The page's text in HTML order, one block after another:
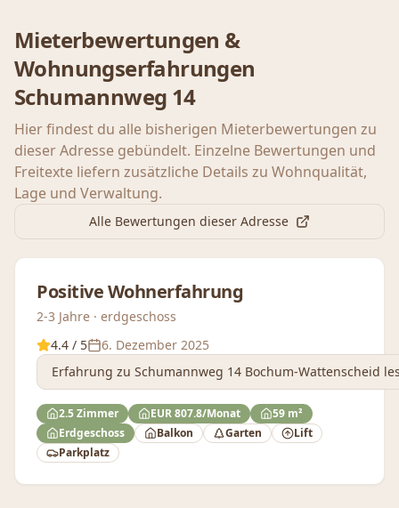
Mieterbewertungen &
Wohnungserfahrungen
Schumannweg 14
Hier findest du alle bisherigen Mieterbewertungen zu
dieser Adresse gebündelt. Einzelne Bewertungen und
Freitexte liefern zusätzliche Details zu Wohnqualität,
Lage und Verwaltung.
Alle Bewertungen dieser Adresse
Positive Wohnerfahrung
2-3 Jahre · erdgeschoss
4.4 / 5
6. Dezember 2025
Erfahrung zu Schumannweg 14 Bochum-Wattenscheid
2.5 Zimmer EUR 807.8/Monat
59 m²
Erdgeschoss
Balkon Garten
Lift
Parkplatz